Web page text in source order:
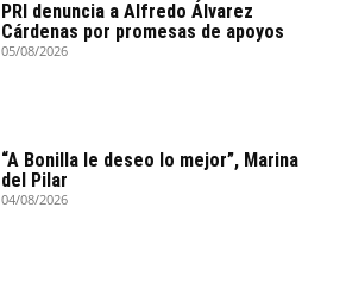
PRI denuncia a Alfredo Álvarez
Cárdenas por promesas de apoyos
05/08/2026
“A Bonilla le deseo lo mejor”, Marina
del Pilar
04/08/2026